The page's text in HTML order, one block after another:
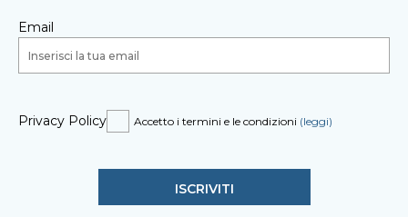
Email
Privacy Policy Accetto i termini e le condizioni (leggi)